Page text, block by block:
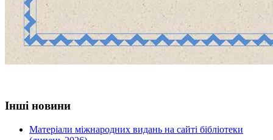
Інші новини
Матеріали міжнародних видань на сайті бібліотеки